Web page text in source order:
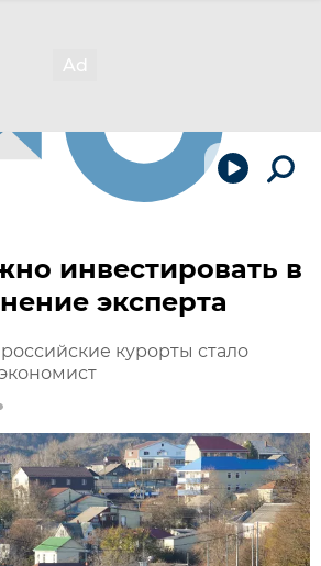
инвестировать в
эксперта
курорты стало